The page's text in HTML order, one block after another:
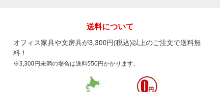
送料について
オフィス家具や文房具が3,300円(税込)以上のご注文で送料無
料！
※3,300円未満の場合は送料550円かかります。